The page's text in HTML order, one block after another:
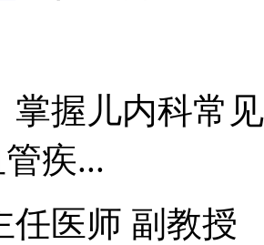
掌握儿内科常
疾...
任医师 副教授